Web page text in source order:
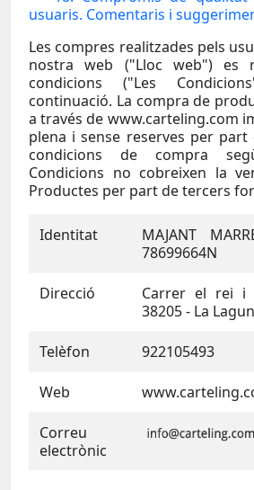
usuaris. Comentaris i
Les compres realitzades pels
nostra web ("Lloc web") es
condicions ("Les
continuació. La compra de
a través de www.carteling.com
plena i sense reserves per
condicions de compra
Condicions no cobreixen la
Productes per part de tercers
Identitat
MAJANT
78699664N
Direcció
Carrer el rei i
38205 - La
Telèfon 922105493
Web
Correu
electrònic